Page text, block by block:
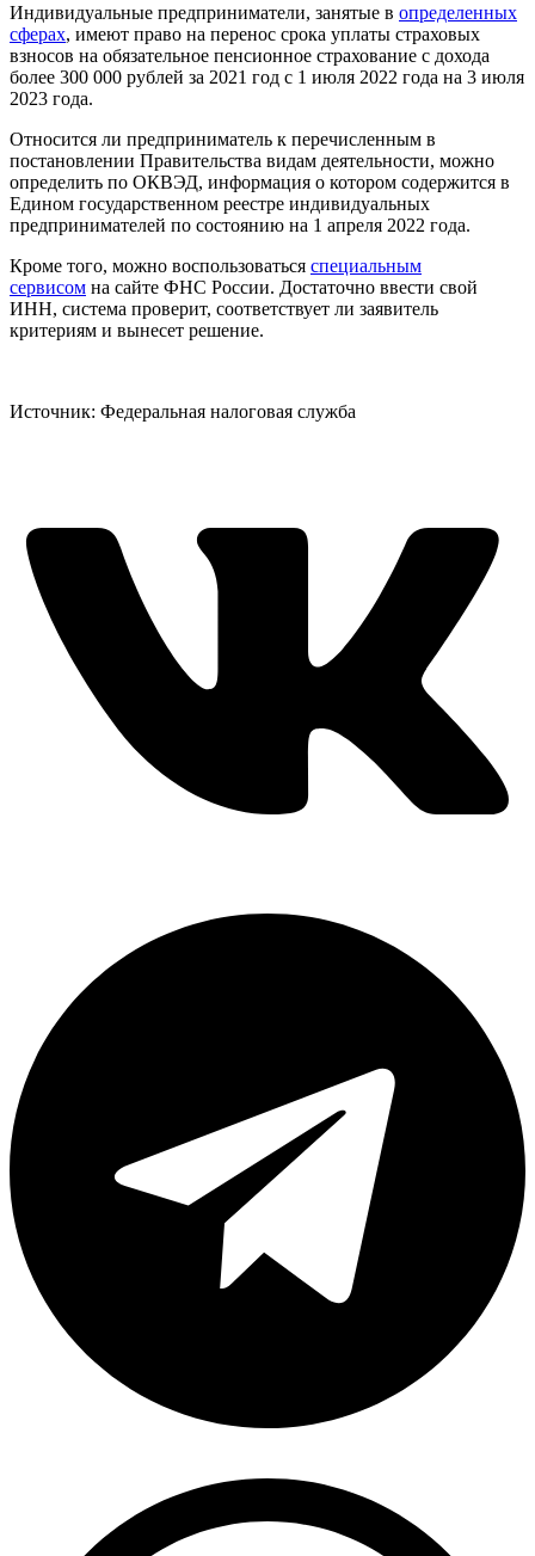
Индивидуальные предприниматели, занятые в определенных
сферах, имеют право на перенос срока уплаты страховых
взносов на обязательное пенсионное страхование с дохода
более 300 000 рублей за 2021 год с 1 июля 2022 года на 3 июля
2023 года.
Относится ли предприниматель к перечисленным в
постановлении Правительства видам деятельности, можно
определить по ОКВЭД, информация о котором содержится в
Едином государственном реестре индивидуальных
предпринимателей по состоянию на 1 апреля 2022 года.
Кроме того, можно воспользоваться специальным
сервисом на сайте ФНС России. Достаточно ввести свой
ИНН, система проверит, соответствует ли заявитель
критериям и вынесет решение.
Источник: Федеральная налоговая служба